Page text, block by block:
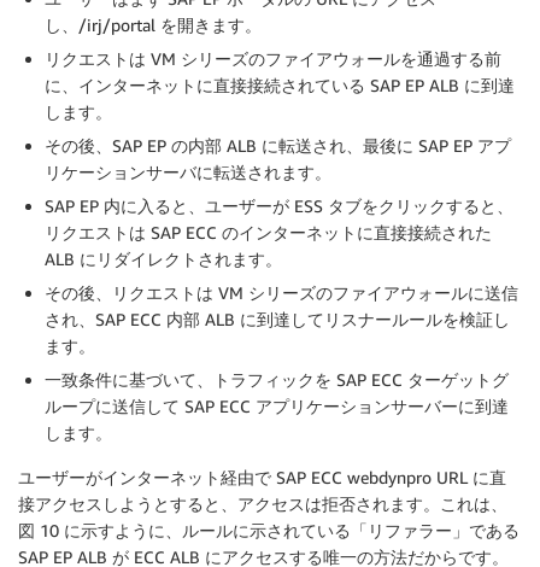
し、/irj/portal を開きます。
リクエストは VM シリーズのファイアウォールを通過する前
に、インターネットに直接接続されている SAP EP ALB に到達
します。
その後、SAP EP の内部 ALB に転送され、最後に SAP EP アプ
リケーションサーバに転送されます。
SAP EP 内に入ると、ユーザーが ESS タブをクリックすると、
リクエストは SAP ECC のインターネットに直接接続された
ALB にリダイレクトされます。
その後、リクエストは VM シリーズのファイアウォールに送信
され、SAP ECC 内部 ALB に到達してリスナールールを検証し
ます。
一致条件に基づいて、トラフィックを SAP ECC ターゲットグ
ループに送信して SAP ECC アプリケーションサーバーに到達
します。
ユーザーがインターネット経由で SAP ECC webdynpro URL に直
接アクセスしようとすると、アクセスは拒否されます。これは、
図 10 に示すように、ルールに示されている「リファラー」である
SAP EP ALB が ECC ALB にアクセスする唯一の方法だからです。